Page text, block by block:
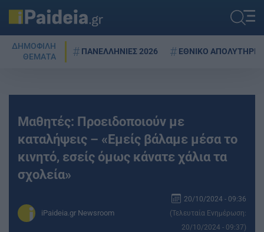
ΔΗΜΟΦΙΛΗ
ΘΕΜΑΤΑ
ΠΑΝΕΛΛΗΝΙΕΣ 2026 ΕΘΝΙΚΟ ΑΠΟΛΥΤΗΡΙΟ
Μαθητές: Προειδοποιούν με
καταλήψεις – «Εμείς βάλαμε μέσα το
κινητό, εσείς όμως κάνατε χάλια τα
σχολεία»
iPaideia.gr Newsroom
20/10/2024 - 09:36
(Τελευταία Ενημέρωση:
20/10/2024 - 09:37)